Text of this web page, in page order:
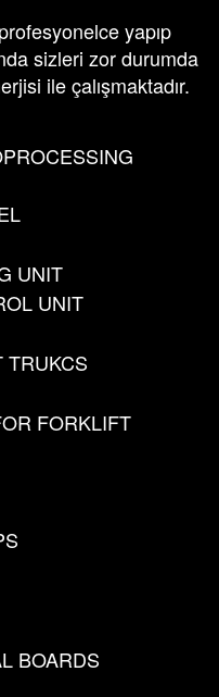
yapıp
sizleri zor durumda
ile çalışmaktadır.
UNIT
UNIT
TRUKCS
FORKLIFT
BOARDS